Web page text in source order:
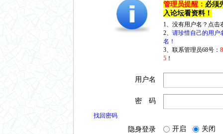
管理员提醒： 必须
入论坛看资料！
1、没有用户名？点
2、 请珍惜自己的用户
名！
3、联系管理员68号：
5 ！
用户名
密 码
找回密码
隐身登录 开启 关闭